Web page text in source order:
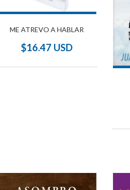
ME ATREVO A HABLAR
$16.47 USD